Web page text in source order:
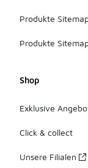
Produkte
Produkte
Shop
Exklusive
Click & collect
Unsere Filialen